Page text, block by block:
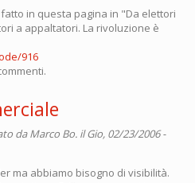
in questa pagina in "Da elettori
a appaltatori. La rivoluzione è
916
daMarco Bo. il Gio, 02/23/2006 -
ma abbiamo bisogno di visibilità.